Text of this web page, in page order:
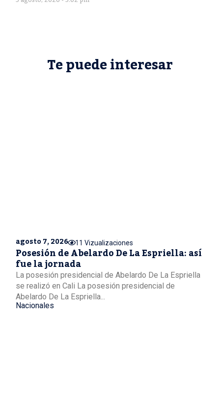
Te puede interesar
agosto 7, 2026 11 Vizualizaciones
Posesión de Abelardo De La Espriella: así
fue la jornada
La posesión presidencial de Abelardo De La Espriella
se realizó en Cali La posesión presidencial de
Abelardo De La Espriella...
Nacionales